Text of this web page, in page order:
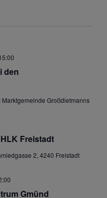
den
Marktgemeinde Großdietmanns
Freistadt
2, 4240 Freistadt
Gmünd